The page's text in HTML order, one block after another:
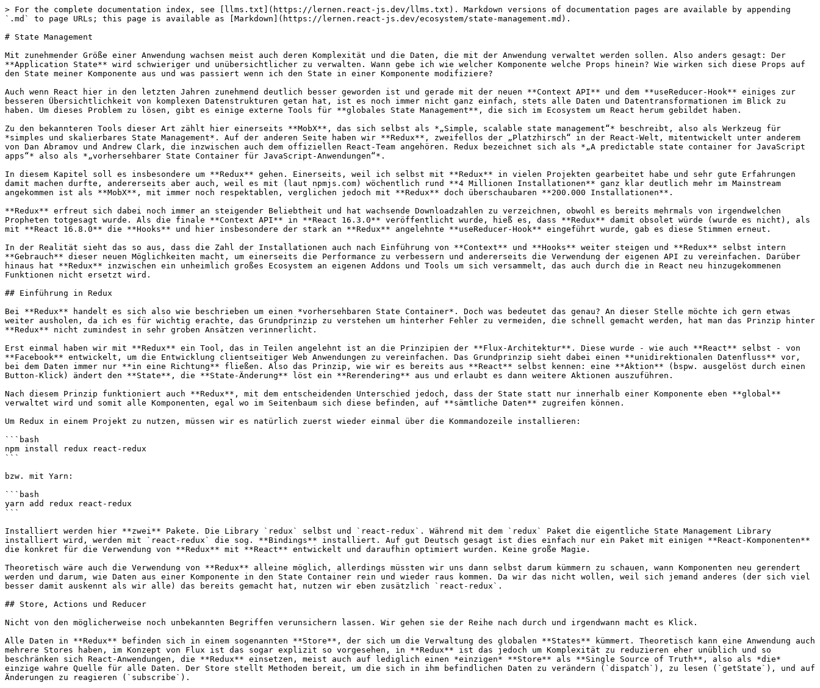
> For the complete documentation index, see [llms.txt](https://lernen.react-js.dev/llms.txt). Markdown versions of documentation pages are available by appending `.md` to page URLs; this page is available as [Markdown](https://lernen.react-js.dev/ecosystem/state-management.md).

# State Management

Mit zunehmender Größe einer Anwendung wachsen meist auch deren Komplexität und die Daten, die mit der Anwendung verwaltet werden sollen. Also anders gesagt: Der **Application State** wird schwieriger und unübersichtlicher zu verwalten. Wann gebe ich wie welcher Komponente welche Props hinein? Wie wirken sich diese Props auf den State meiner Komponente aus und was passiert wenn ich den State in einer Komponente modifiziere?

Auch wenn React hier in den letzten Jahren zunehmend deutlich besser geworden ist und gerade mit der neuen **Context API** und dem **useReducer-Hook** einiges zur besseren Übersichtlichkeit von komplexen Datenstrukturen getan hat, ist es noch immer nicht ganz einfach, stets alle Daten und Datentransformationen im Blick zu haben. Um dieses Problem zu lösen, gibt es einige externe Tools für **globales State Management**, die sich im Ecosystem um React herum gebildet haben.

Zu den bekannteren Tools dieser Art zählt hier einerseits **MobX**, das sich selbst als *„Simple, scalable state management“* beschreibt, also als Werkzeug für *simples und skalierbares State Management*. Auf der anderen Seite haben wir **Redux**, zweifellos der „Platzhirsch“ in der React-Welt, mitentwickelt unter anderem von Dan Abramov und Andrew Clark, die inzwischen auch dem offiziellen React-Team angehören. Redux bezeichnet sich als *„A predictable state container for JavaScript apps“* also als *„vorhersehbarer State Container für JavaScript-Anwendungen“*.

In diesem Kapitel soll es insbesondere um **Redux** gehen. Einerseits, weil ich selbst mit **Redux** in vielen Projekten gearbeitet habe und sehr gute Erfahrungen damit machen durfte, andererseits aber auch, weil es mit (laut npmjs.com) wöchentlich rund **4 Millionen Installationen** ganz klar deutlich mehr im Mainstream angekommen ist als **MobX**, mit immer noch respektablen, verglichen jedoch mit **Redux** doch überschaubaren **200.000 Installationen**.

**Redux** erfreut sich dabei noch immer an steigender Beliebtheit und hat wachsende Downloadzahlen zu verzeichnen, obwohl es bereits mehrmals von irgendwelchen Propheten totgesagt wurde. Als die finale **Context API** in **React 16.3.0** veröffentlicht wurde, hieß es, dass **Redux** damit obsolet würde (wurde es nicht), als mit **React 16.8.0** die **Hooks** und hier insbesondere der stark an **Redux** angelehnte **useReducer-Hook** eingeführt wurde, gab es diese Stimmen erneut.

In der Realität sieht das so aus, dass die Zahl der Installationen auch nach Einführung von **Context** und **Hooks** weiter steigen und **Redux** selbst intern **Gebrauch** dieser neuen Möglichkeiten macht, um einerseits die Performance zu verbessern und andererseits die Verwendung der eigenen API zu vereinfachen. Darüber hinaus hat **Redux** inzwischen ein unheimlich großes Ecosystem an eigenen Addons und Tools um sich versammelt, das auch durch die in React neu hinzugekommenen Funktionen nicht ersetzt wird.

## Einführung in Redux

Bei **Redux** handelt es sich also wie beschrieben um einen *vorhersehbaren State Container*. Doch was bedeutet das genau? An dieser Stelle möchte ich gern etwas weiter ausholen, da ich es für wichtig erachte, das Grundprinzip zu verstehen um hinterher Fehler zu vermeiden, die schnell gemacht werden, hat man das Prinzip hinter **Redux** nicht zumindest in sehr groben Ansätzen verinnerlicht.

Erst einmal haben wir mit **Redux** ein Tool, das in Teilen angelehnt ist an die Prinzipien der **Flux-Architektur**. Diese wurde - wie auch **React** selbst - von **Facebook** entwickelt, um die Entwicklung clientseitiger Web Anwendungen zu vereinfachen. Das Grundprinzip sieht dabei einen **unidirektionalen Datenfluss** vor, bei dem Daten immer nur **in eine Richtung** fließen. Also das Prinzip, wie wir es bereits aus **React** selbst kennen: eine **Aktion** (bspw. ausgelöst durch einen Button-Klick) ändert den **State**, die **State-Änderung** löst ein **Rerendering** aus und erlaubt es dann weitere Aktionen auszuführen.

Nach diesem Prinzip funktioniert auch **Redux**, mit dem entscheidenden Unterschied jedoch, dass der State statt nur innerhalb einer Komponente eben **global** verwaltet wird und somit alle Komponenten, egal wo im Seitenbaum sich diese befinden, auf **sämtliche Daten** zugreifen können.

Um Redux in einem Projekt zu nutzen, müssen wir es natürlich zuerst wieder einmal über die Kommandozeile installieren:

```bash
npm install redux react-redux
```

bzw. mit Yarn:

```bash
yarn add redux react-redux
```

Installiert werden hier **zwei** Pakete. Die Library `redux` selbst und `react-redux`. Während mit dem `redux` Paket die eigentliche State Management Library installiert wird, werden mit `react-redux` die sog. **Bindings** installiert. Auf gut Deutsch gesagt ist dies einfach nur ein Paket mit einigen **React-Komponenten** die konkret für die Verwendung von **Redux** mit **React** entwickelt und daraufhin optimiert wurden. Keine große Magie.

Theoretisch wäre auch die Verwendung von **Redux** alleine möglich, allerdings müssten wir uns dann selbst darum kümmern zu schauen, wann Komponenten neu gerendert werden und darum, wie Daten aus einer Komponente in den State Container rein und wieder raus kommen. Da wir das nicht wollen, weil sich jemand anderes (der sich viel besser damit auskennt als wir alle) das bereits gemacht hat, nutzen wir eben zusätzlich `react-redux`.

## Store, Actions und Reducer

Nicht von den möglicherweise noch unbekannten Begriffen verunsichern lassen. Wir gehen sie der Reihe nach durch und irgendwann macht es Klick.

Alle Daten in **Redux** befinden sich in einem sogenannten **Store**, der sich um die Verwaltung des globalen **States** kümmert. Theoretisch kann eine Anwendung auch mehrere Stores haben, im Konzept von Flux ist das sogar explizit so vorgesehen, in **Redux** ist das jedoch um Komplexität zu reduzieren eher unüblich und so beschränken sich React-Anwendungen, die **Redux** einsetzen, meist auch auf lediglich einen *einzigen* **Store** als **Single Source of Truth**, also als *die* einzige wahre Quelle für alle Daten. Der Store stellt Methoden bereit, um die sich in ihm befindlichen Daten zu verändern (`dispatch`), zu lesen (`getState`), und auf Änderungen zu reagieren (`subscribe`).

Die einzige Möglichkeit um Daten in einem **Store** zu verändern, ist dabei das Auslösen (*„dispatchen“*) von **Actions**. Auch hier lässt sich **Redux** wieder von Ideen aus der Flux-Architektur inspirieren und macht es erforderlich diese **Actions** im Format der **Flux Standard Actions** (FSA) zu halten. Eine solche **FSA** bestehen aus einem simplen JavaScript-Objekt, das immer **zwingend** eine `type`-Eigenschaft besitzen *muss* und darüber hinaus die drei weiteren Eigenschaften `payload`, `meta` und `error` besitzen *kann*, wobei uns in erster Linie einmal die `payload` interessieren soll, mit der wir es in 9 von 10 Fällen, in denen wir eine **Action** *dispatchen*, zu tun haben werden.

Die **Payload** stellt sozusagen den *Inhalt* einer **Action** dar und kann vom simplen Boolean oder String, über numerische Werte, bis hin zu komplexen Arrays oder Objekten beliebige Daten beinhalten, die serialisierbar sind, also in Form einer JSON-Repräsentation gespeichert werden können.

Beispiel für eine typische **Action** in **Redux**:

```javascript
{
  type: "SET_USER",
  payload: {
    id: "d929e553-7079-4309-8c7d-2d2db39922c6",
    name: "Manuel"
  }
}
```

Wird eine **Action** durch die vom **Store** bereitgestellte `dispatch`Methode ausgelöst, wird der zum Zeitpunkt des Aufrufs aktuelle **State** zusammen mit der ausgelösten **Action** an die **Reducer** übergeben. Ein **Reducer** ist eine **pure Function**, die wir ebenfalls bereits aus React kennen, und dient dazu, aus dem **aktuellen State** und der jeweiligen Action mit ihren `type`- und `payload`-Eigenschaften einen **neuen State** zu erzeugen. Zur Erinnerung: Eine **pure Function** erzeugt stets die **selbe Ausgabe** bei **gleichen Eingabeparametern**, egal wie oft diese aufgerufen wird. Dieses Verhalten ist es, das sie vorhersehbar und dadurch auch gleichzeitig einfach testbar macht.

Beispiel für einen **Reducer**:

```javascript
const reducer = (state, action) => {
  switch (action.type) {
    case 'PLUS': {
      return state + action.payload;
    }
    case 'MINUS': {
      return state - action.payload;
    }
    default: {
      return 0;
    }
  }
};
```

Ein **Store** erwartet bei seiner Erstellung grundsätzlich einen einzigen **Reducer**, jedoch bietet **Redux** hier mit der `combineReducers()`-Funktion eine Möglichkeit, diese **Reducer**-Funktion zur besseren Verständlichkeit und Lesbarkeit in beliebig viele kleine Teilstücke zu splitten und anschließend zu einem großen, gemeinsamen **Reducer** zusammen zu setzen, auch **Root-Reducer** genannt. Wird dann eine Action *dispatched*, wird jeder **Reducer** mit jeweils den gleichen Parametern, nämlich dem **State** und der **Action**, aufgerufen. Diese Methode schauen wir uns später in diesem Kapitel noch etwas genauer an.

Da jeder **Reducer** auf die `type`-Eigenschaft einer **Action** reagiert, ist es ein Stück weit zur Konvention geworden, alle verwendeten Types in gleichnamige Variablen auszulagern, da ein Tippfehler im ersten Moment nicht immer gleich auffällt (bspw. `USER_ADDDED`), der JavaScript-Interpreter jedoch beim Zugriff auf eine nicht definierte Variable einen Fehler wirft. So findet man in Apps, in denen **Redux** eingesetzt wird, zu Beginn einer Datei oft einen Code-Block von folgendem Format:

```javascript
const PLUS = 'PLUS';
const MINUS = 'MINUS';
```

Dies dient eben dazu, um Kohärenz bei den verwendeten **Action Types** sicherzustellen.

## Einen Store ers